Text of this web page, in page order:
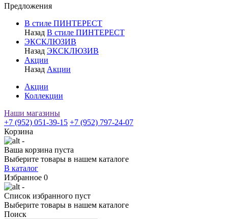
Предложения
В стиле ПИНТЕРЕСТ
Назад В стиле ПИНТЕРЕСТ
ЭКСКЛЮЗИВ
Назад ЭКСКЛЮЗИВ
Акции
Назад Акции
Акции
Коллекции
Наши магазины
+7 (952) 051-39-15 +7 (952) 797-24-07
Корзина
-
Ваша корзина пуста
Выберите товары в нашем каталоге
В каталог
Избранное 0
-
Список избранного пуст
Выберите товары в нашем каталоге
Поиск